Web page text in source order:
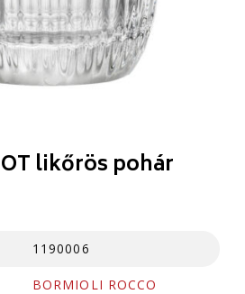
likőrös pohár
1190006
BORMIOLI ROCCO